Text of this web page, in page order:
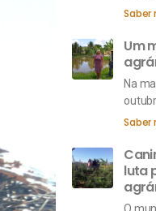
Saber
Um
Na
Saber
luta